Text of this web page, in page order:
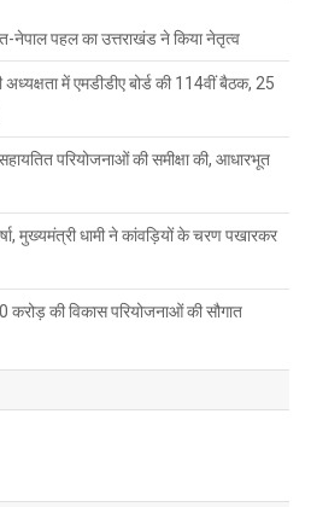
पहल का उत्तराखंड ने किया नेतृत्व
में एमडीडीए बोर्ड की 114वीं बैठक, 25
परियोजनाओं की समीक्षा की, आधारभूत
मुख्यमंत्री धामी ने कांवड़ियों के चरण पखारकर
करोड़ की विकास परियोजनाओं की सौगात